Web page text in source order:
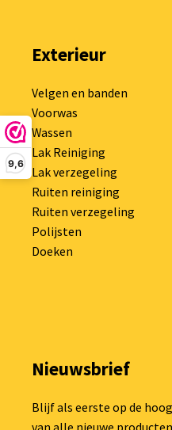
9,6
Exterieur
Velgen en banden
Voorwas
Wassen
Lak Reiniging
Lak verzegeling
Ruiten reiniging
Ruiten verzegeling
Polijsten
Doeken
Nieuwsbrief
Blijf als eerste op de